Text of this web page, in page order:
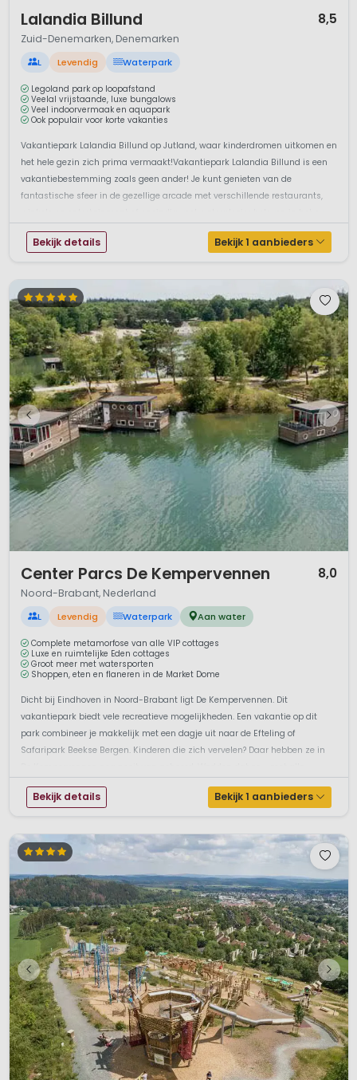
Lalandia Billund 8,5
Zuid-Denemarken, Denemarken
L Levendig Waterpark
Legoland park op loopafstand
Veelal vrijstaande, luxe bungalows
Veel indoorvermaak en aquapark
Ook populair voor korte vakanties
Vakantiepark Lalandia Billund op Jutland, waar kinderdromen uitkomen en
het hele gezin zich prima vermaakt!Vakantiepark Lalandia Billund is een
vakantiebestemming zoals geen ander! Je kunt genieten van de
fantastische sfeer in de gezellige arcade met verschillende restaurants,
Bekijk details Bekijk 1 aanbieders
Center Parcs De Kempervennen 8,0
Noord-Brabant, Nederland
L Levendig Waterpark Aan water
Complete metamorfose van alle VIP cottages
Luxe en ruimtelijke Eden cottages
Groot meer met watersporten
Shoppen, eten en flaneren in de Market Dome
Dicht bij Eindhoven in Noord-Brabant ligt De Kempervennen. Dit
vakantiepark biedt vele recreatieve mogelijkheden. Een vakantie op dit
park combineer je makkelijk met een dagje uit naar de Efteling of
Safaripark Beekse Bergen. Kinderen die zich vervelen? Daar hebben ze in
activiteiten s...
Bekijk details Bekijk 1 aanbieders